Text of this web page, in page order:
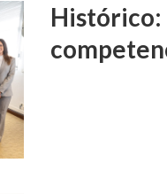
Histórico: